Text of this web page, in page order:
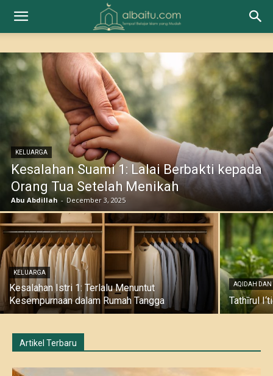
KELUARGA
Kesalahan Suami 1: Lalai Berbakti kepada
Orang Tua Setelah Menikah
Abu Abdillah - December 3, 2025
KELUARGA
Kesalahan Istri 1: Terlalu Menuntut
Kesempurnaan dalam Rumah Tangga
AQIDAH DAN
Tathīrul
Artikel Terbaru